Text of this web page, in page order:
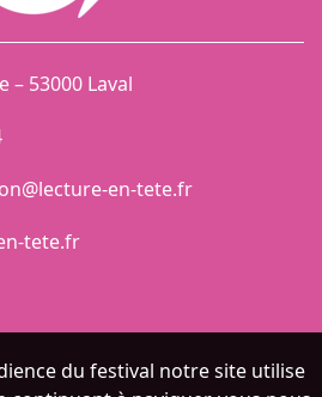
du festival notre site utilise
– 53000 Laval
en-tete.fr
tete.fr